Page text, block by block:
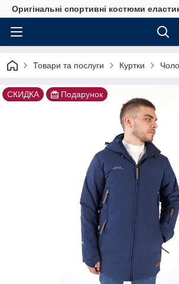
Оригінальні спортивні костюми
Товари та послуги Куртки
СКИДКА Подарунок